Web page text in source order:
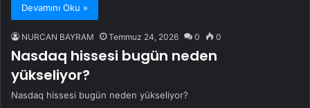
Devamını Oku »
NURCAN BAYRAM Temmuz 24, 2026 0 0
Nasdaq hissesi bugün neden
yükseliyor?
Nasdaq hissesi bugün neden yükseliyor?